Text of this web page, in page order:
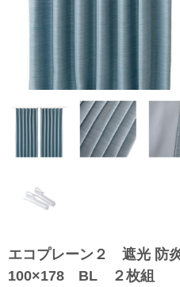
エコプレーン２ 遮光 防
100×178 BL ２枚組